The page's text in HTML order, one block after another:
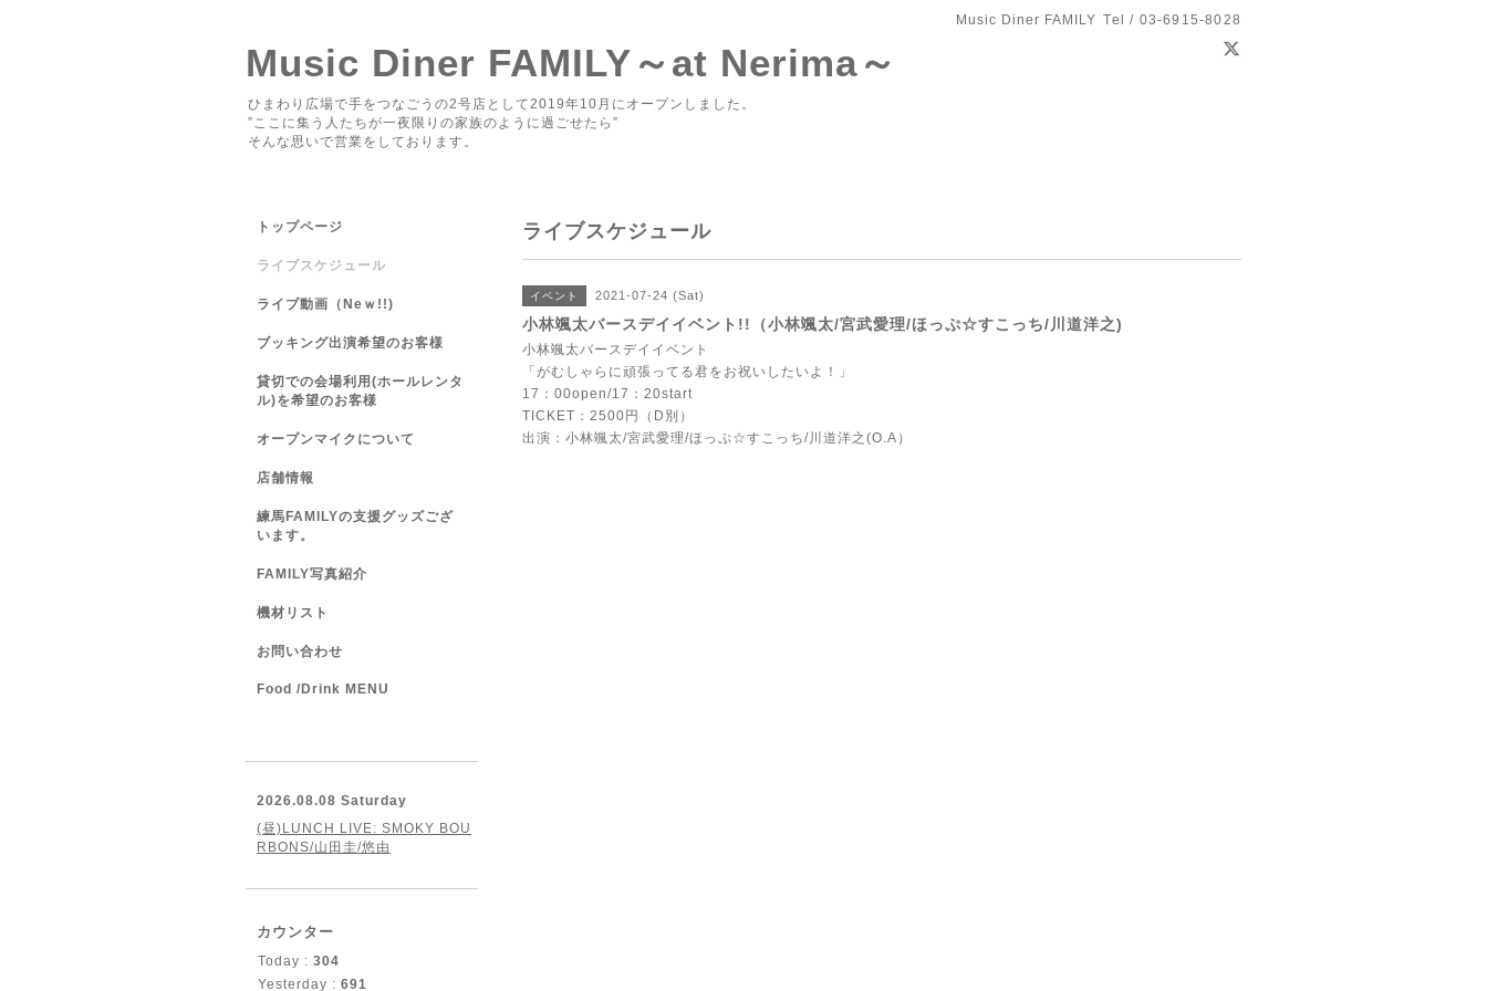
Music Diner FAMILY Tel / 03-6915-8028
Music Diner FAMILY～at Nerima～
ひまわり広場で手をつなごうの2号店として2019年10月にオープンしました。
”ここに集う人たちが一夜限りの家族のように過ごせたら”
そんな思いで営業をしております。
ライブスケジュール
イベント 2021-07-24 (Sat)
小林颯太バースデイイベント!!（小林颯太/宮武愛理/ほっぷ☆すこっち/川道洋之)
小林颯太バースデイイベント
「がむしゃらに頑張ってる君をお祝いしたいよ！」
17：00open/17：20start
TICKET：2500円（D別）
出演：小林颯太/宮武愛理/ほっぷ☆すこっち/川道洋之(O.A）
トップページ
ライブスケジュール
ライブ動画（Neｗ!!)
ブッキング出演希望のお客様
貸切での会場利用(ホールレンタ
ル)を希望のお客様
オープンマイクについて
店舗情報
練馬FAMILYの支援グッズござ
います。
FAMILY写真紹介
機材リスト
お問い合わせ
Food /Drink MENU
2026.08.08 Saturday
(昼)LUNCH LIVE: SMOKY BOU
RBONS/山田圭/悠由
カウンター
Today : 304
Yesterday : 691